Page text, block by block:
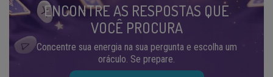
ENCONTRE AS RESPOSTAS QUE
VOCÊ PROCURA
Concentre sua energia na sua pergunta e escolha um
oráculo. Se prepare.